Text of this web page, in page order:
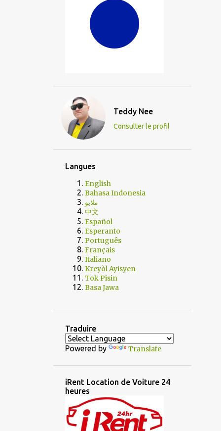
Teddy Nee
Consulter le profil
Langues
English
Bahasa Indonesia
ملايو
中文
Español
Esperanto
Português
Français
Italiano
Kreyòl Ayisyen
Tok Pisin
Basa Jawa
Traduire
Powered by Translate
iRent Location de Voiture 24
heures